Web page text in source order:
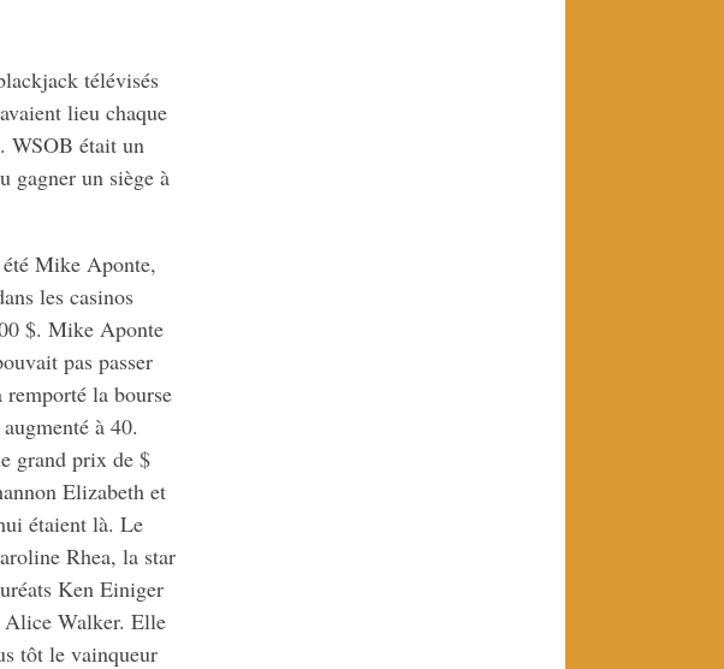
télévisés
lieu chaque
WSOB était un
gagner un siège à
Mike Aponte,
les casinos
$. Mike Aponte
pas passer
la bourse
à 40.
grand prix de $
Elizabeth et
étaient là. Le
Rhea, la star
Ken Einiger
Alice Walker. Elle
tôt le vainqueur